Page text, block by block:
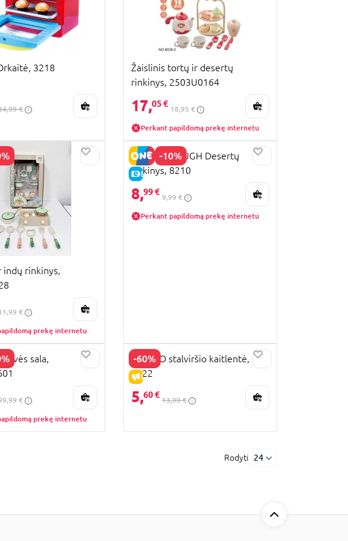
3218
€
Žaislinis tortų ir desertų
rinkinys, 2503U0164
17,05 €
18,95 €
Perkant papildomą prekę internetu
indų rinkinys,
€
prekę internetu
-10%
E-KAINA
PLAYGO DOUGH Desertų
rinkinys, 8210
8,99 €
9,99 €
Perkant papildomą prekę internetu
sala,
€
prekę internetu
-60%
IŠPARDAVIMAS
PLAYGO stalviršio kaitlentė,
4822
5,60 €
13,99 €
Rodyti 24